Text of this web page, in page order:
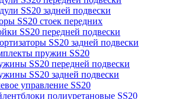
SS20 задней подвески
SS20 стоек передних
SS20 передней подвески
SS20 задней подвески
пружин SS20
SS20 передней подвески
SS20 задней подвески
управление SS20
полиуретановые SS20